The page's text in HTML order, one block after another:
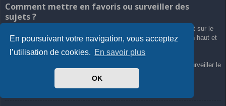
En poursuivant votre navigation, vous acceptez
l’utilisation de cookies. En savoir plus
OK
Comment mettre en favoris ou surveiller des
sujets ?
Vous pouvez ajouter aux favoris ou surveiller un sujet en cliquant sur le
lien approprié dans le menu « Outils de sujet », souvent placé en haut et
Répondre à un sujet en cochant la case du formulaire « M’avertir
lorsqu’une réponse est postée » vous permettra également de surveiller le